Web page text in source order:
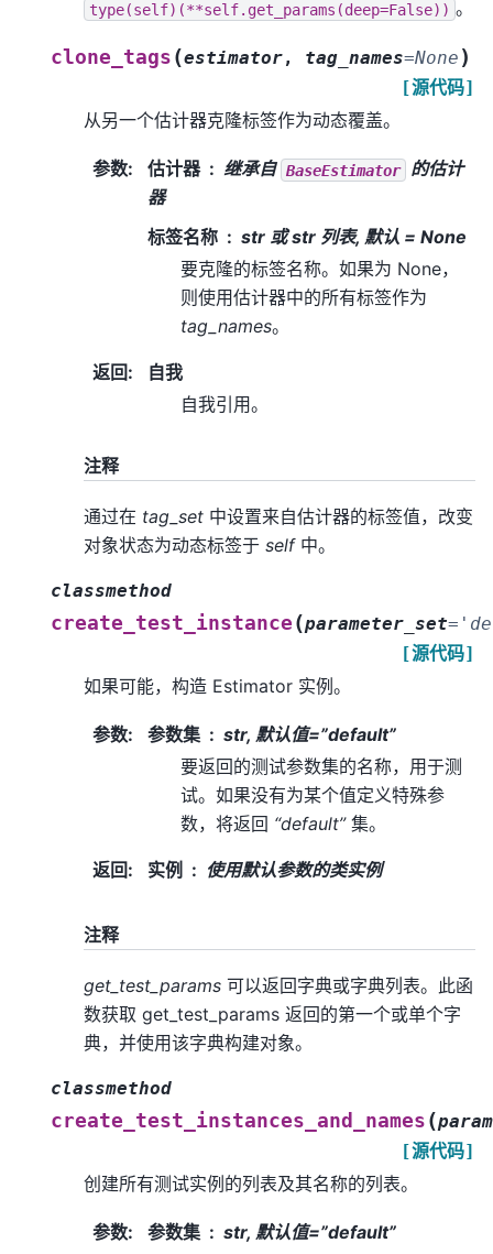
type(self)(**self.get_params(deep=False)) 。
clone_tags (estimator, tag_names=None )
[源代码]
从另一个估计器克隆标签作为动态覆盖。
参数: 估计器 继承自 BaseEstimator
的估计
器
标签名称
str 或 str 列表, 默认 = None
要克隆的标签名称。如果为 None，
则使用估计器中的所有标签作为
tag_names。
返回:
自我
自我引用。
注释
通过在 tag_set 中设置来自估计器的标签值，改变
对象状态为动态标签于 self中。
classmethod
create_test_instance (parameter_set=
[源代码]
如果可能，构造 Estimator 实例。
参数: 参数集
str, 默认值=”default”
要返回的测试参数集的名称，用于测
试。如果没有为某个值定义特殊参
数，将返回 “default”集。
返回: 实例 使用默认参数的类实例
注释
get_test_params 可以返回字典或字典列表。此函
数获取 get_test_params 返回的第一个或单个字
典，并使用该字典构建对象。
classmethod
create_test_instances_and_names (
[源代码]
创建所有测试实例的列表及其名称的列表。
参数: 参数集
str, 默认值=”default”